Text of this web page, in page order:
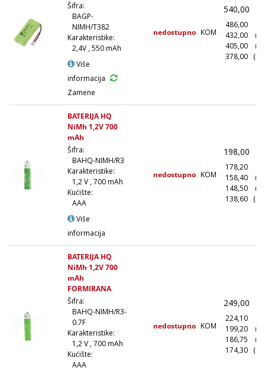
Šifra:
BAGP-
NIMH/T382
Karakteristike:
2,4V , 550 mAh
Više
informacija
Zamene
nedostupno KOM
540,00
486,00
432,00
405,00
378,00
BATERIJA HQ
NiMh 1,2V 700
mAh
Šifra:
BAHQ-NIMH/R3
Karakteristike:
1,2 V , 700 mAh
Kućište:
AAA
Više
informacija
nedostupno KOM
198,00
178,20
158,40
148,50
138,60
BATERIJA HQ
NiMh 1,2V 700
mAh
FORMIRANA
Šifra:
BAHQ-NIMH/R3-
0.7F
Karakteristike:
1,2 V , 700 mAh
Kućište:
AAA
nedostupno KOM
249,00
224,10
199,20
186,75
174,30